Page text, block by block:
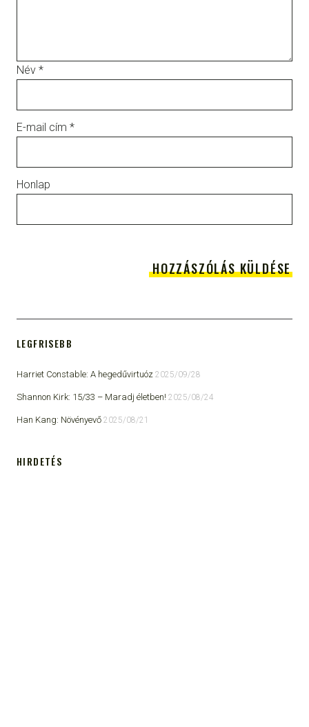
Név *
E-mail cím *
Honlap
LEGFRISEBB
Harriet Constable: A hegedűvirtuóz 2025/09/28
Shannon Kirk: 15/33 ​– Maradj életben! 2025/08/24
Han Kang: Növényevő 2025/08/21
HIRDETÉS